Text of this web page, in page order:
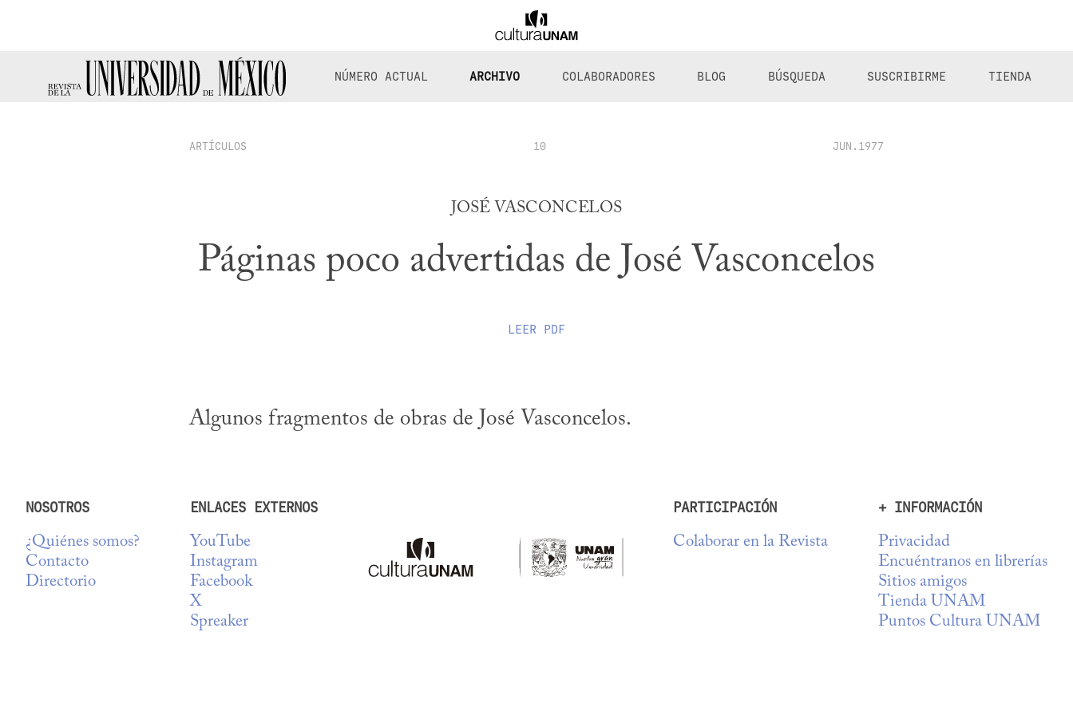
NÚMERO ACTUAL ARCHIVO COLABORADORES BLOG BÚSQUEDA SUSCRIBIRME TIENDA
ARTÍCULOS 10 JUN.1977
JOSÉ VASCONCELOS
Páginas poco advertidas de José Vasconcelos
LEER PDF
Algunos fragmentos de obras de José Vasconcelos.
NOSOTROS
¿Quiénes somos?
Contacto
Directorio
ENLACES EXTERNOS
YouTube
Instagram
Facebook
X
Spreaker
PARTICIPACIÓN
Colaborar en la Revista
+ INFORMACIÓN
Privacidad
Encuéntranos en librerías
Sitios amigos
Tienda UNAM
Puntos Cultura UNAM